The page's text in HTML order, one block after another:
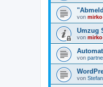
von mirko
Umzug
von mirko
von
von